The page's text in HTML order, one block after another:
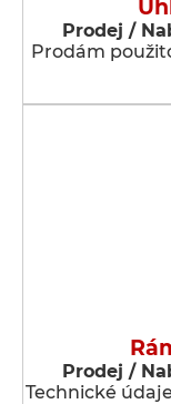
Prodej /
Prodám
Prodej /
Technické